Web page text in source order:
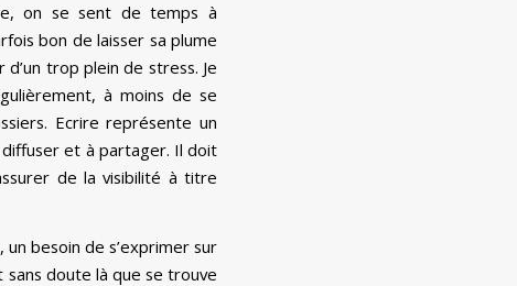
on se sent de temps à
bon de laisser sa plume
trop plein de stress. Je
à moins de se
Ecrire représente un
et à partager. Il doit
de la visibilité à titre
besoin de s’exprimer sur
sans doute là que se trouve